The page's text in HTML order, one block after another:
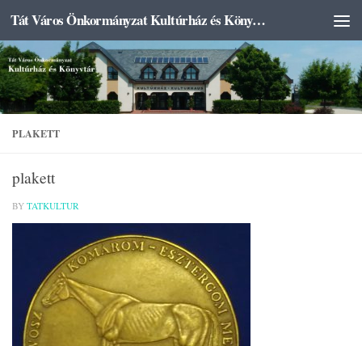
Skip to content Tát Város Önkormányzat Kultúrház és Könyvtár
PLAKETT
plakett
BY TATKULTUR